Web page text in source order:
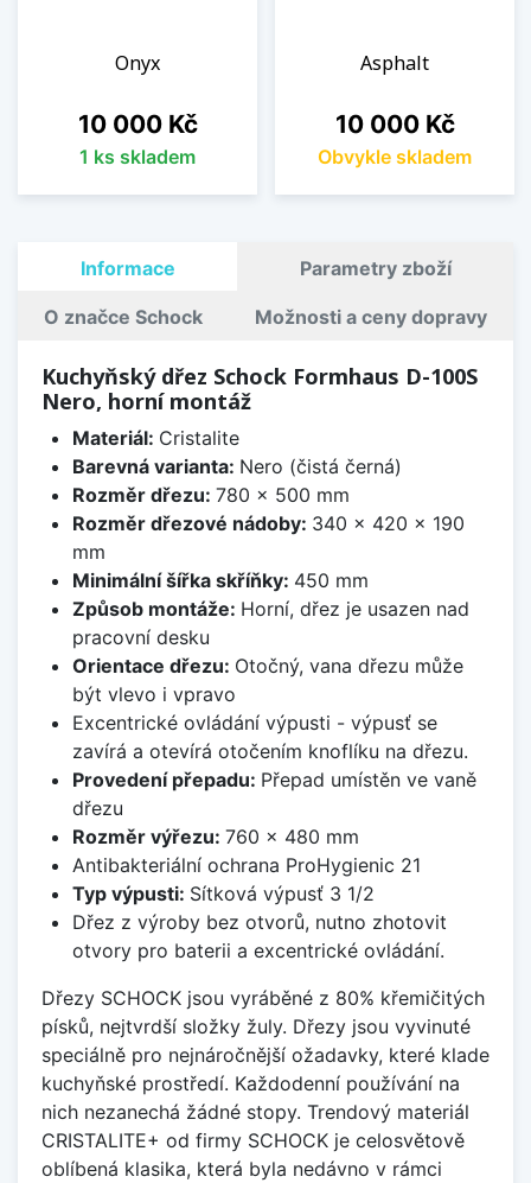
Onyx
Cena
10 000 Kč
1 ks skladem
Asphalt
Cena
10 000 Kč
Obvykle skladem
Informace Parametry zboží
O značce Schock Možnosti a ceny dopravy
Kuchyňský dřez Schock Formhaus D-100S
Nero, horní montáž
Materiál: Cristalite
Barevná varianta: Nero (čistá černá)
Rozměr dřezu: 780 x 500 mm
Rozměr dřezové nádoby: 340 x 420 x 190
mm
Minimální šířka skříňky: 450 mm
Způsob montáže: Horní, dřez je usazen nad
pracovní desku
Orientace dřezu: Otočný, vana dřezu může
být vlevo i vpravo
Excentrické ovládání výpusti - výpusť se
zavírá a otevírá otočením knoflíku na dřezu.
Provedení přepadu: Přepad umístěn ve vaně
dřezu
Rozměr výřezu: 760 x 480 mm
Antibakteriální ochrana ProHygienic 21
Typ výpusti: Sítková výpusť 3 1/2
Dřez z výroby bez otvorů, nutno zhotovit
otvory pro baterii a excentrické ovládání.
Dřezy SCHOCK jsou vyráběné z 80% křemičitých
písků, nejtvrdší složky žuly. Dřezy jsou vyvinuté
speciálně pro nejnáročnější ožadavky, které klade
kuchyňské prostředí. Každodenní používání na
nich nezanechá žádné stopy. Trendový materiál
CRISTALITE+ od firmy SCHOCK je celosvětově
oblíbená klasika, která byla nedávno v rámci